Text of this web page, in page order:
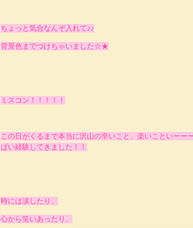
ちょっと気合なんぞ入れて♪♪
背景色までつけちゃいました☆★
ミスコン！！！！！
この日がくるまで本当に沢山の辛いこと、楽いこといーー
ぱい経験してきました！！
時には涙したり、
心から笑いあったり、